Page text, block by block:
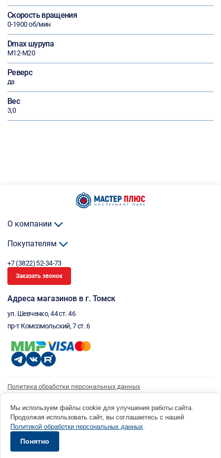
Скорость вращения
0-1900 об/мин
Dmax шурупа
М12-М20
Реверс
да
Вес
3,0
О компании
Покупателям
+7 (3822) 52-34-73
Заказать звонок
Адреса магазинов в г. Томск
ул. Шевченко, 44 ст. 46
пр-т Комсомольский, 7 ст. 6
Политика обработки персональных данных
Согласие на получение рассылки
© 1996 - 2026 инструмент парк «Мастер Плюс» Россия, г. Томск, ул. Шевченко, 44 ст. 46, (3822) 52-34-
73 okp@masterplus.tomsk.ru ИП Брусницын Д.Н. ИНН 701700002741
Мы используем файлы cookie для улучшения работы сайта.
Продолжая использовать сайт, вы соглашаетесь с нашей
Политикой обработки персональных данных.
Понятно